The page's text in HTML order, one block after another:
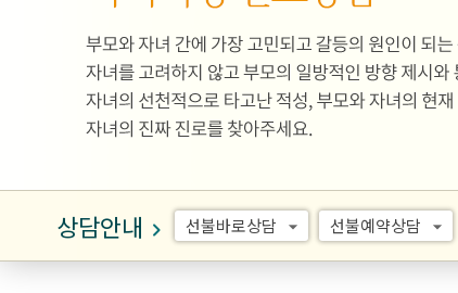
상담안내 keyboard_arrow_right 선불바로상담 arrow_drop_down 선불예약상담 arrow_drop_down